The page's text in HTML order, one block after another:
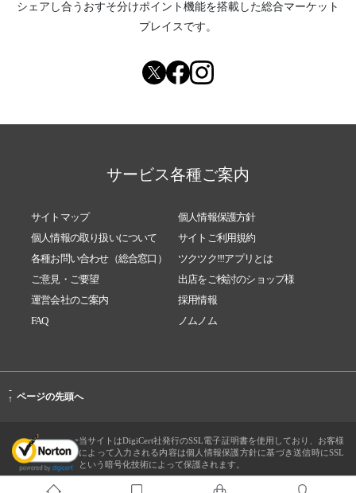
シェアし合う おすそ分けポイント機能を搭載した総合マーケット
プレイスです。
サービス各種ご案内
サイトマップ
個人情報保護方針
個人情報の取り扱いについて
サイトご利用規約
各種お問い合わせ（総合窓口）
ツクツク!!!アプリとは
ご意見・ご要望
出店をご検討のショップ様
運営会社のご案内
採用情報
FAQ
ノムノム
-
↑ ページの先頭へ
当サイトはDigiCert社発行のSSL電子証明書を使用しており、お客様
によって入力される内容は個人情報保護方針に基づき送信時にSSL
という暗号化技術によって保護されます。